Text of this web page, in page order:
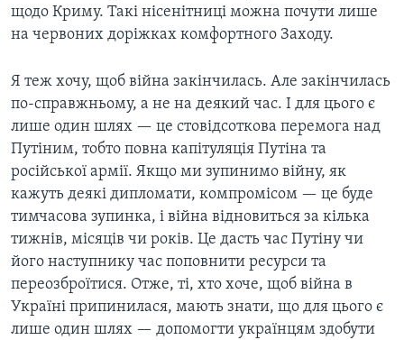
щодо Криму. Такі нісенітниці можна почути лише
на червоних доріжках комфортного Заходу.
Я теж хочу, щоб війна закінчилась. Але закінчилась
по-справжньому, а не на деякий час. І для цього є
лише один шлях — це стовідсоткова перемога над
Путіним, тобто повна капітуляція Путіна та
російської армії. Якщо ми зупинимо війну, як
кажуть деякі дипломати, компромісом — це буде
тимчасова зупинка, і війна відновиться за кілька
тижнів, місяців чи років. Це дасть час Путіну чи
його наступнику час поповнити ресурси та
переозброїтися. Отже, ті, хто хоче, щоб війна в
Україні припинилася, мають знати, що для цього є
лише один шлях — допомогти українцям здобути